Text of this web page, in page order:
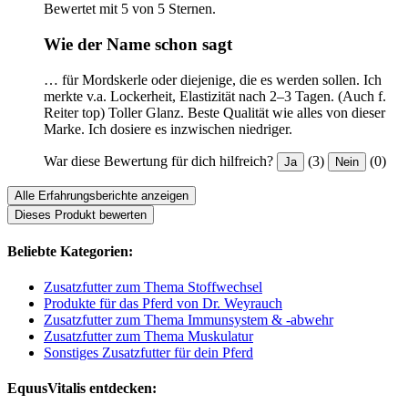
Bewertet mit 5 von 5 Sternen.
Wie der Name schon sagt
… für Mordskerle oder diejenige, die es werden sollen. Ich
merkte v.a. Lockerheit, Elastizität nach 2–3 Tagen. (Auch f.
Reiter top) Toller Glanz. Beste Qualität wie alles von dieser
Marke. Ich dosiere es inzwischen niedriger.
War diese Bewertung für dich hilfreich? Ja (3) Nein (0)
Alle Erfahrungsberichte anzeigen
Dieses Produkt bewerten
Beliebte Kategorien:
Zusatzfutter zum Thema Stoffwechsel
Produkte für das Pferd von Dr. Weyrauch
Zusatzfutter zum Thema Immunsystem & -abwehr
Zusatzfutter zum Thema Muskulatur
Sonstiges Zusatzfutter für dein Pferd
EquusVitalis entdecken: